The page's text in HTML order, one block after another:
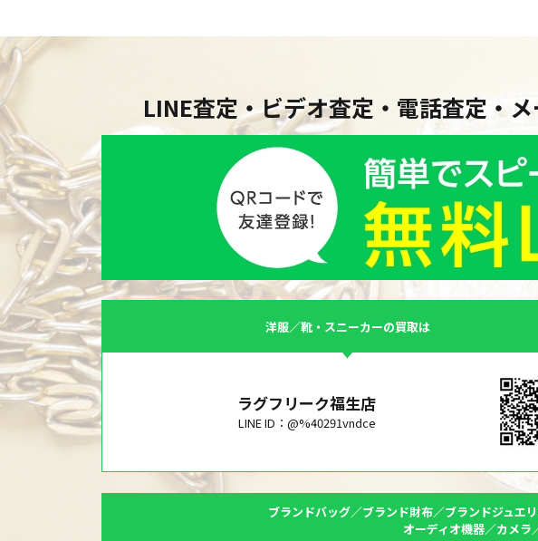
LINE査定・ビデオ査定・電話査定・
洋服／靴・スニーカーの買取は
ラグフリーク福生店
LINE ID：@%40291vndce
ブランドバッグ／ブランド財布／ブランドジュエ
オーディオ機器／カメ